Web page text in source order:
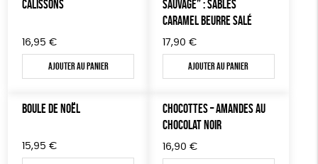
CALISSONS
16,95 €
Ajouter au panier
SAUVAGE” : SABLÉS
CARAMEL BEURRE SALÉ
17,90 €
Ajouter au panier
BOULE DE NOËL
15,95 €
CHOCOTTES – AMANDES AU
CHOCOLAT NOIR
16,90 €